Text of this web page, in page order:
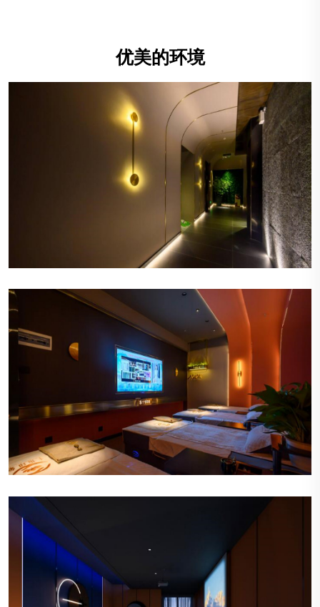
优美的环境
宁静的氛围
会所内部装饰以柔和的色调为主，营造出一种宁静
而温馨的氛围，让顾客一踏入便能感受到放松和舒
精致的装饰
墙上挂着精美的艺术作品，角落摆放着优雅的植
物，每一件装饰都经过精心挑选，体现出会所对细
节的关注。